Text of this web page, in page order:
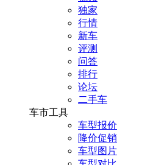
独家
行情
新车
评测
问答
排行
论坛
二手车
车市工具
车型报价
降价促销
车型图片